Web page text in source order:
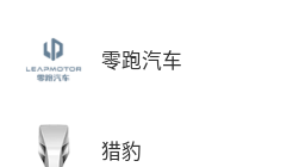
零跑汽车
猎豹